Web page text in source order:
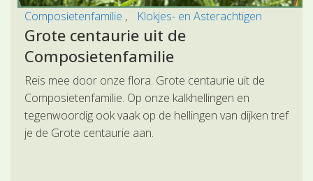
Composietenfamilie Klokjes- en Asterachtigen
Grote centaurie uit de
Composietenfamilie
Reis mee door onze flora. Grote centaurie uit de
Composietenfamilie. Op onze kalkhellingen en
tegenwoordig ook vaak op de hellingen van dijken tref
je de Grote centaurie aan.